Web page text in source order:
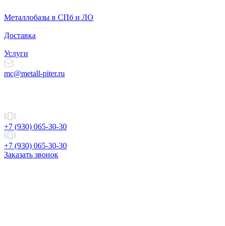
Металлобазы в СПб и ЛО
Доставка
Услуги
mc@metall-piter.ru
+7 (930) 065-30-30
+7 (930) 065-30-30
Заказать звонок